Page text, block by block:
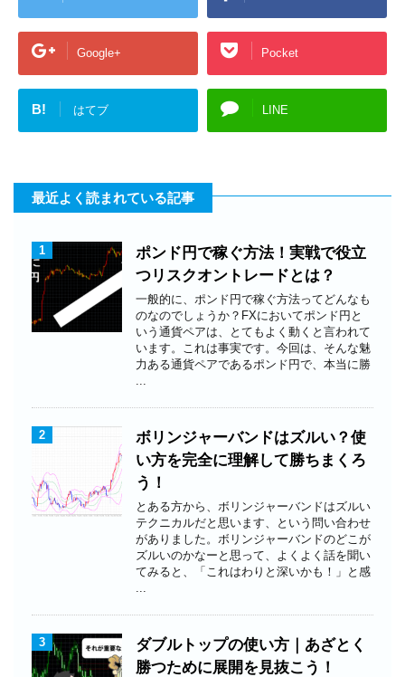
Google+ Pocket
B! はてブ LINE
最近よく読まれている記事
1
ポンド円で稼ぐ方法！実戦で役立
つリスクオントレードとは？
一般的に、ポンド円で稼ぐ方法ってどんなも
のなのでしょうか？FXにおいてポンド円と
いう通貨ペアは、とてもよく動くと言われて
います。これは事実です。今回は、そんな魅
力ある通貨ペアであるポンド円で、本当に勝
2
ボリンジャーバンドはズルい？使
い方を完全に理解して勝ちまくろ
う！
とある方から、ボリンジャーバンドはズルい
テクニカルだと思います、という問い合わせ
がありました。ボリンジャーバンドのどこが
ズルいのかなーと思って、よくよく話を聞い
てみると、「これはわりと深いかも！」と感
3
ダブルトップの使い方｜あざとく
勝つために展開を見抜こう！